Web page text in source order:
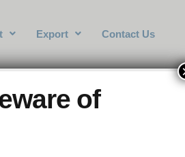
Export Contact Us
Was
of